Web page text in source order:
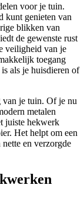
voor je tuin.
kunt genieten van
blikken van
de gewenste rust
veiligheid van je
toegang
als je huisdieren of
van je tuin. Of je nu
metalen
juiste hekwerk
Het helpt om een
en verzorgde